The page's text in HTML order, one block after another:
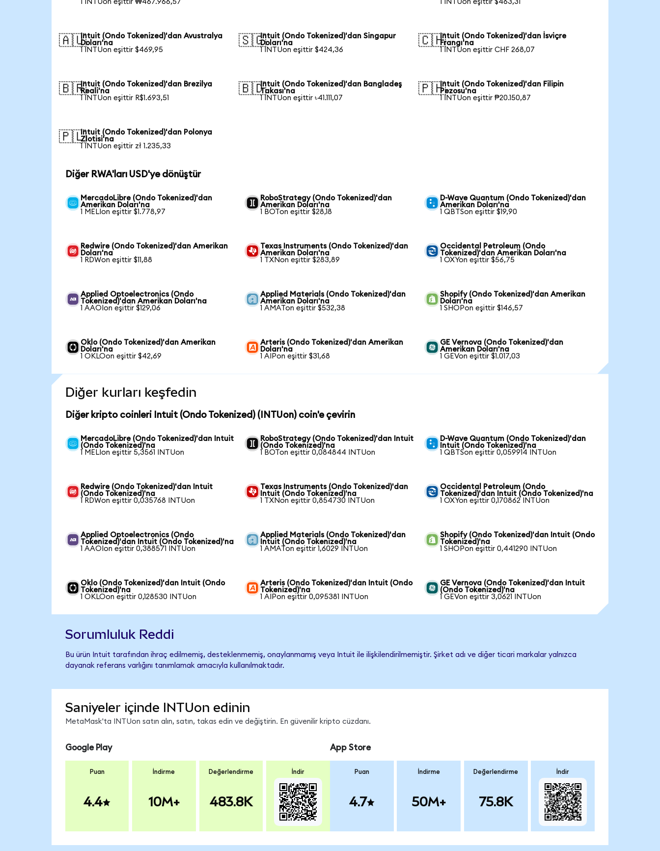
1 INTUon eşittir ₩467.966,57
1 INTUon eşittir $463,31
🇦🇺Intuit (Ondo Tokenized)'dan Avustralya
Doları'na
1 INTUon eşittir $469,95
🇸🇬Intuit (Ondo Tokenized)'dan Singapur
Doları'na
1 INTUon eşittir $424,36
🇨🇭Intuit (Ondo Tokenized)'dan İsviçre
Frangı'na
1 INTUon eşittir CHF 268,07
🇧🇷Intuit (Ondo Tokenized)'dan Brezilya
Reali'na
1 INTUon eşittir R$1.693,51
🇧🇩Intuit (Ondo Tokenized)'dan Bangladeş
Takası'na
1 INTUon eşittir ৳41.111,07
🇵🇭Intuit (Ondo Tokenized)'dan Filipin
Pezosu'na
1 INTUon eşittir ₱20.150,87
🇵🇱Intuit (Ondo Tokenized)'dan Polonya
Zlotisi'na
1 INTUon eşittir zł 1.235,33
Diğer RWA'ları USD'ye dönüştür
MercadoLibre (Ondo Tokenized)'dan
Amerikan Doları'na
1 MELIon eşittir $1.778,97
RoboStrategy (Ondo Tokenized)'dan
Amerikan Doları'na
1 BOTon eşittir $28,18
D-Wave Quantum (Ondo Tokenized)'dan
Amerikan Doları'na
1 QBTSon eşittir $19,90
Redwire (Ondo Tokenized)'dan Amerikan
Doları'na
1 RDWon eşittir $11,88
Texas Instruments (Ondo Tokenized)'dan
Amerikan Doları'na
1 TXNon eşittir $283,89
Occidental Petroleum (Ondo
Tokenized)'dan Amerikan Doları'na
1 OXYon eşittir $56,75
Applied Optoelectronics (Ondo
Tokenized)'dan Amerikan Doları'na
1 AAOIon eşittir $129,06
Applied Materials (Ondo Tokenized)'dan
Amerikan Doları'na
1 AMATon eşittir $532,38
Shopify (Ondo Tokenized)'dan Amerikan
Doları'na
1 SHOPon eşittir $146,57
Oklo (Ondo Tokenized)'dan Amerikan
Doları'na
1 OKLOon eşittir $42,69
Arteris (Ondo Tokenized)'dan Amerikan
Doları'na
1 AIPon eşittir $31,68
GE Vernova (Ondo Tokenized)'dan
Amerikan Doları'na
1 GEVon eşittir $1.017,03
Diğer kurları keşfedin
Diğer kripto coinleri Intuit (Ondo Tokenized) (INTUon) coin'e çevirin
MercadoLibre (Ondo Tokenized)'dan Intuit
(Ondo Tokenized)'na
1 MELIon eşittir 5,3561 INTUon
RoboStrategy (Ondo Tokenized)'dan Intuit
(Ondo Tokenized)'na
1 BOTon eşittir 0,084844 INTUon
D-Wave Quantum (Ondo Tokenized)'dan
Intuit (Ondo Tokenized)'na
1 QBTSon eşittir 0,059914 INTUon
Redwire (Ondo Tokenized)'dan Intuit
(Ondo Tokenized)'na
1 RDWon eşittir 0,035768 INTUon
Texas Instruments (Ondo Tokenized)'dan
Intuit (Ondo Tokenized)'na
1 TXNon eşittir 0,854730 INTUon
Occidental Petroleum (Ondo
Tokenized)'dan Intuit (Ondo Tokenized)'na
1 OXYon eşittir 0,170862 INTUon
Applied Optoelectronics (Ondo
Tokenized)'dan Intuit (Ondo Tokenized)'na
1 AAOIon eşittir 0,388571 INTUon
Applied Materials (Ondo Tokenized)'dan
Intuit (Ondo Tokenized)'na
1 AMATon eşittir 1,6029 INTUon
Shopify (Ondo Tokenized)'dan Intuit (Ondo
Tokenized)'na
1 SHOPon eşittir 0,441290 INTUon
Oklo (Ondo Tokenized)'dan Intuit (Ondo
Tokenized)'na
1 OKLOon eşittir 0,128530 INTUon
Arteris (Ondo Tokenized)'dan Intuit (Ondo
Tokenized)'na
1 AIPon eşittir 0,095381 INTUon
GE Vernova (Ondo Tokenized)'dan Intuit
(Ondo Tokenized)'na
1 GEVon eşittir 3,0621 INTUon
Sorumluluk Reddi
Bu ürün Intuit tarafından ihraç edilmemiş, desteklenmemiş, onaylanmamış veya Intuit ile ilişkilendirilmemiştir. Şirket adı ve diğer ticari markalar yalnızca
dayanak referans varlığını tanımlamak amacıyla kullanılmaktadır.
Saniyeler içinde INTUon edinin
MetaMask'ta INTUon satın alın, satın, takas edin ve değiştirin. En güvenilir kripto cüzdanı.
Google Play
Puan
4.4
İndirme
10M+
Değerlendirme
483.8K
İndir
App Store
Puan
4.7
İndirme
50M+
Değerlendirme
75.8K
İndir